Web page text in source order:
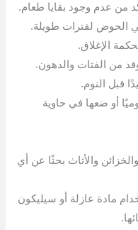
من عدم وجود بقايا طعام.
الحوض لفترات طويلة.
الإغلاق.
من الفتات والدهون.
قبل النوم.
أو ضعها في حاوية
والأثاث بحثًا عن أي
مادة عازلة أو سيليكون